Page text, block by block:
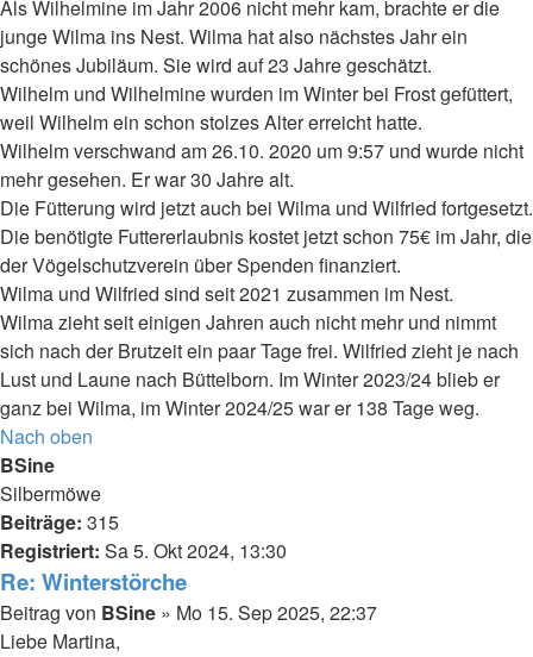
Als Wilhelmine im Jahr 2006 nicht mehr kam, brachte er die
junge Wilma ins Nest. Wilma hat also nächstes Jahr ein
schönes Jubiläum. Sie wird auf 23 Jahre geschätzt.
Wilhelm und Wilhelmine wurden im Winter bei Frost gefüttert,
weil Wilhelm ein schon stolzes Alter erreicht hatte.
Wilhelm verschwand am 26.10. 2020 um 9:57 und wurde nicht
mehr gesehen. Er war 30 Jahre alt.
Die Fütterung wird jetzt auch bei Wilma und Wilfried fortgesetzt.
Die benötigte Futtererlaubnis kostet jetzt schon 75€ im Jahr, die
der Vögelschutzverein über Spenden finanziert.
Wilma und Wilfried sind seit 2021 zusammen im Nest.
Wilma zieht seit einigen Jahren auch nicht mehr und nimmt
sich nach der Brutzeit ein paar Tage frei. Wilfried zieht je nach
Lust und Laune nach Büttelborn. Im Winter 2023/24 blieb er
ganz bei Wilma, im Winter 2024/25 war er 138 Tage weg.
Nach oben
BSine
Silbermöwe
Beiträge: 315
Registriert: Sa 5. Okt 2024, 13:30
Re: Winterstörche
Beitrag von BSine » Mo 15. Sep 2025, 22:37
Liebe Martina,